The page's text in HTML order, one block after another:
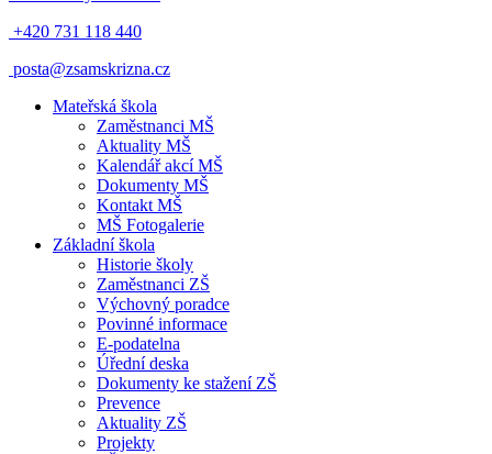
+420 731 118 440
posta@zsamskrizna.cz
Mateřská škola
Zaměstnanci MŠ
Aktuality MŠ
Kalendář akcí MŠ
Dokumenty MŠ
Kontakt MŠ
MŠ Fotogalerie
Základní škola
Historie školy
Zaměstnanci ZŠ
Výchovný poradce
Povinné informace
E-podatelna
Úřední deska
Dokumenty ke stažení ZŠ
Prevence
Aktuality ZŠ
Projekty